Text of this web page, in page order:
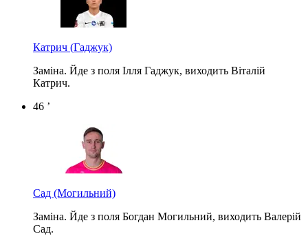
Катрич (Гаджук)
Заміна. Йде з поля Ілля Гаджук, виходить Віталій
Катрич.
46 ’
Сад (Могильний)
Заміна. Йде з поля Богдан Могильний, виходить Валерій
Сад.